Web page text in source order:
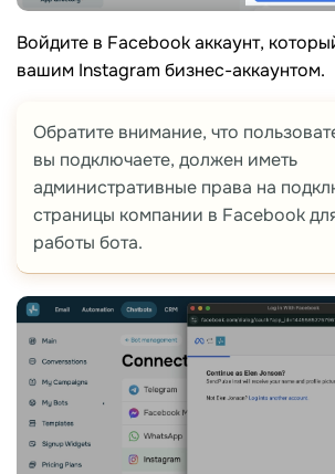
Войдите в Facebook аккаунт,
вашим Instagram бизнес-аккаунтом.
Обратите внимание, что
вы подключаете, должен иметь
административные права на
страницы компании в Facebook
работы бота.